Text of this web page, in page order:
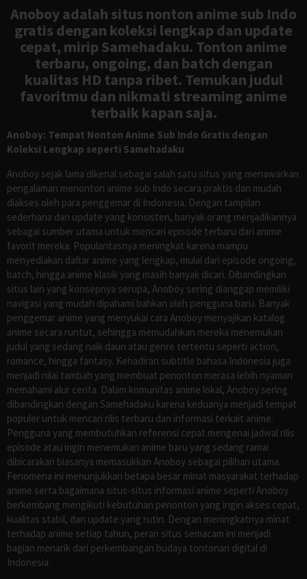
Anoboy adalah situs nonton anime sub Indo
gratis dengan koleksi lengkap dan update
cepat, mirip Samehadaku. Tonton anime
terbaru, ongoing, dan batch dengan
kualitas HD tanpa ribet. Temukan judul
favoritmu dan nikmati streaming anime
terbaik kapan saja.
Anoboy: Tempat Nonton Anime Sub Indo Gratis dengan
Koleksi Lengkap seperti Samehadaku
Anoboy sejak lama dikenal sebagai salah satu situs yang menawarkan
pengalaman menonton anime sub Indo secara praktis dan mudah
diakses oleh para penggemar di Indonesia. Dengan tampilan
sederhana dan update yang konsisten, banyak orang menjadikannya
sebagai sumber utama untuk mencari episode terbaru dari anime
favorit mereka. Popularitasnya meningkat karena mampu
menyediakan daftar anime yang lengkap, mulai dari episode ongoing,
batch, hingga anime klasik yang masih banyak dicari. Dibandingkan
situs lain yang konsepnya serupa, Anoboy sering dianggap memiliki
navigasi yang mudah dipahami bahkan oleh pengguna baru. Banyak
penggemar anime yang menyukai cara Anoboy menyajikan katalog
anime secara runtut, sehingga memudahkan mereka menemukan
judul yang sedang naik daun atau genre tertentu seperti action,
romance, hingga fantasy. Kehadiran subtitle bahasa Indonesia juga
menjadi nilai tambah yang membuat penonton merasa lebih nyaman
memahami alur cerita. Dalam komunitas anime lokal, Anoboy sering
dibandingkan dengan Samehadaku karena keduanya menjadi tempat
populer untuk mencari rilis terbaru dan informasi terkait anime.
Pengguna yang membutuhkan referensi cepat mengenai jadwal rilis
episode atau ingin menemukan anime baru yang sedang ramai
dibicarakan biasanya memasukkan Anoboy sebagai pilihan utama.
Fenomena ini menunjukkan betapa besar minat masyarakat terhadap
anime serta bagaimana situs-situs informasi anime seperti Anoboy
berkembang mengikuti kebutuhan penonton yang ingin akses cepat,
kualitas stabil, dan update yang rutin. Dengan meningkatnya minat
terhadap anime setiap tahun, peran situs semacam ini menjadi
bagian menarik dari perkembangan budaya tontonan digital di
Indonesia.